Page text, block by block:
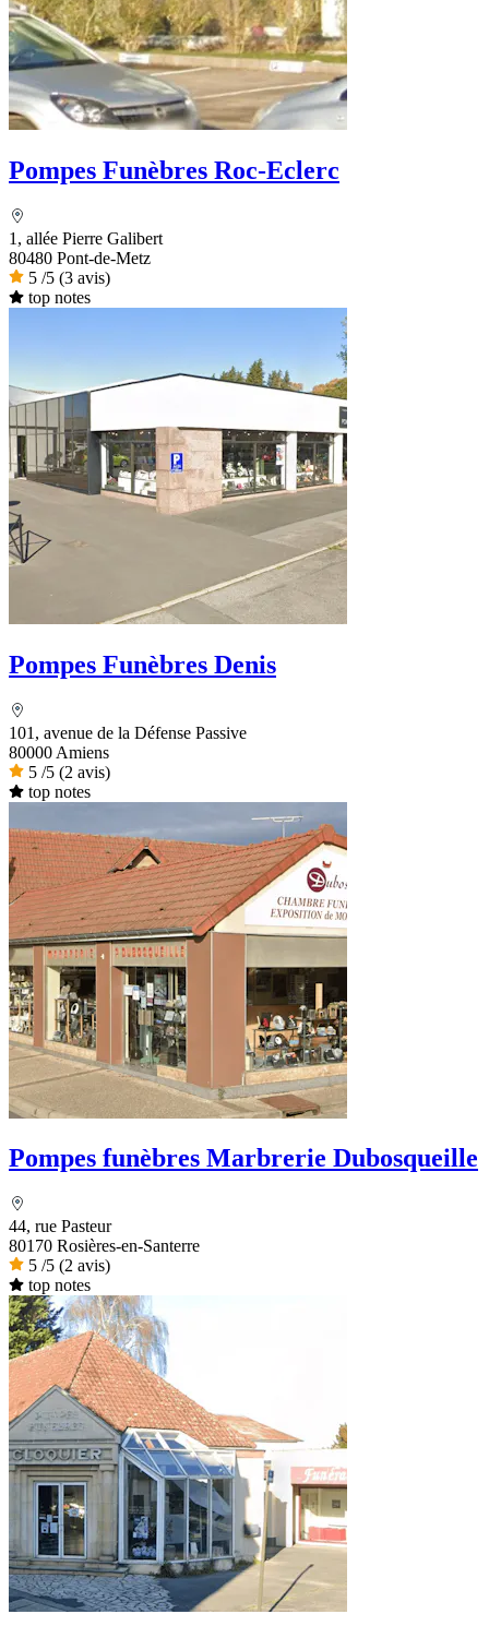
Pompes Funèbres Roc-Eclerc
1, allée Pierre Galibert
80480 Pont-de-Metz
5 /5 (3 avis)
top notes
Pompes Funèbres Denis
101, avenue de la Défense Passive
80000 Amiens
5 /5 (2 avis)
top notes
Pompes funèbres Marbrerie Dubosqueille
44, rue Pasteur
80170 Rosières-en-Santerre
5 /5 (2 avis)
top notes